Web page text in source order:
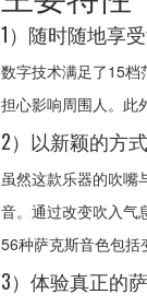
1）随时随地享
数字技术满足了15档
担心影响周围人。此
2）以新颖的方
虽然这款乐器的吹嘴
音。通过改变吹入气
56种萨克斯音色包括
3）体验真正的